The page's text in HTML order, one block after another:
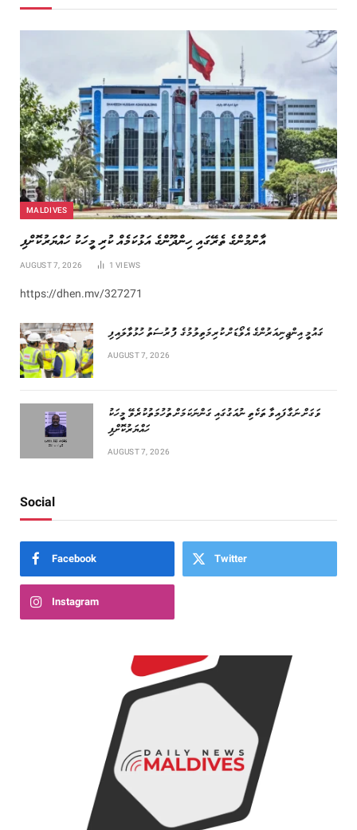
MALDIVES
އާންމުންގެ ތެރޭގައި ހިންދޫންގެ އަޅުކަމެއް ކުރި މީހަކު ހައްޔަރުކޮށްފި
AUGUST 7, 2026 1VIEWS
https://dhen.mv/327271
ގައުމީ އިންޖިނިއަރުންގެ އެވޯޑަށް ކުރިމަތިލުމުގެ ފުުރުސަތު ހުޅުވާލައިފި
AUGUST 7, 2026
ވަގަށް ނަގާފައިވާ ތަކެތި ނުއަގުގައި ގަންނަކަމަށް ތުހުމަތުކުރެވޭ މީހަކު
ހައްޔަރުކޮށްފި
AUGUST 7, 2026
Social
Facebook Twitter
Instagram